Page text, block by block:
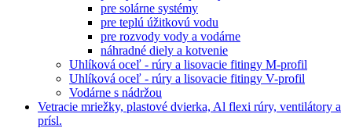
pre solárne systémy
pre teplú úžitkovú vodu
pre rozvody vody a vodárne
náhradné diely a kotvenie
Uhlíková oceľ - rúry a lisovacie fitingy M-profil
Uhlíková oceľ - rúry a lisovacie fitingy V-profil
Vodárne s nádržou
Vetracie mriežky, plastové dvierka, Al flexi rúry, ventilátory a
prísl.